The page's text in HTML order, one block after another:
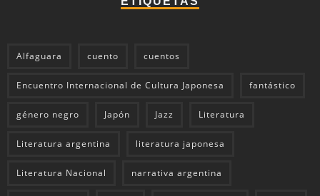
Alfaguara cuento cuentos
Encuentro Internacional de Cultura Japonesa fantástico
género negro Japón Jazz Literatura
Literatura argentina literatura japonesa
Literatura Nacional narrativa argentina